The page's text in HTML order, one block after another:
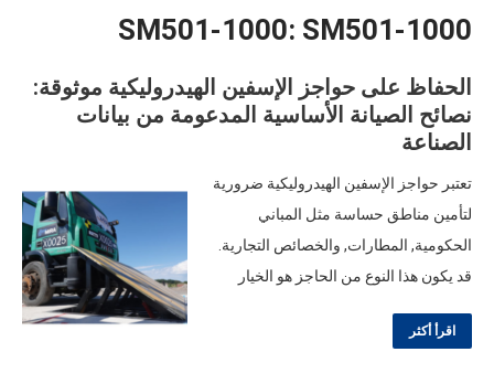
SM501-1000: SM501-1000
الحفاظ على حواجز الإسفين الهيدروليكية موثوقة:
نصائح الصيانة الأساسية المدعومة من بيانات
الصناعة
تعتبر حواجز الإسفين الهيدروليكية ضرورية
لتأمين مناطق حساسة مثل المباني
الحكومية, المطارات, والخصائص التجارية.
قد يكون هذا النوع من الحاجز هو الخيار
تعتمد موثوقيتها اعتمادًا كبيرًا على الصيانة
اقرأ أكثر